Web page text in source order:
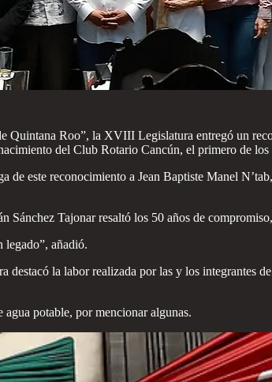
Quintana Roo”, la XVIII Legislatura entregó un
del Club Rotario Cancún, el primero de los
este reconocimiento a Jean Baptiste Manel
Tajonar resaltó los 50 años de
legado”, añadió.
la labor realizada por las y los integrantes
potable, por mencionar algunas.